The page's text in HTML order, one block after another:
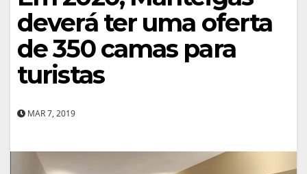
deverá ter uma oferta
de 350 camas para
turistas
MAR 7, 2019